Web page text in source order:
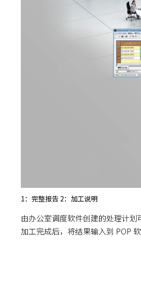
1：完整报告 2：加工说明
由办公室调度软件创建的处理计
加工完成后，将结果输入到 POP